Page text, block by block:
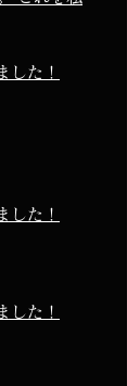
した！
した！
した！